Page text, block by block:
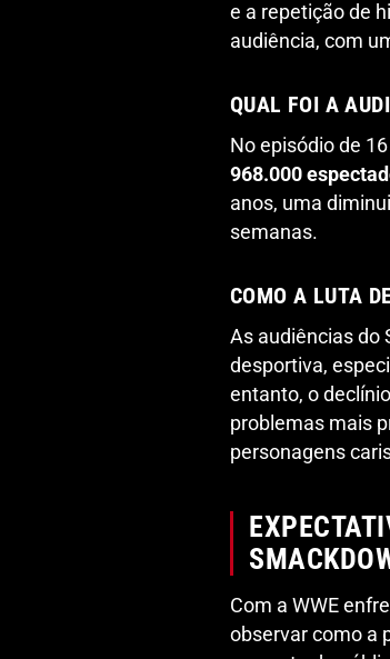
e a repetição de
audiência, com
QUAL FOI A
No episódio de
968.000
anos, uma
semanas.
COMO A LUTA
As audiências do
desportiva,
entanto, o
problemas mais
personagens
Com a WWE
observar como a